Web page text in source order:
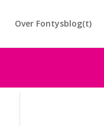
Over Fontysblog(t)